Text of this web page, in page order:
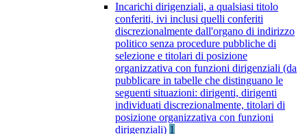
Incarichi dirigenziali, a qualsiasi titolo
conferiti, ivi inclusi quelli conferiti
discrezionalmente dall'organo di indirizzo
politico senza procedure pubbliche di
selezione e titolari di posizione
organizzativa con funzioni dirigenziali (da
pubblicare in tabelle che distinguano le
seguenti situazioni: dirigenti, dirigenti
individuati discrezionalmente, titolari di
posizione organizzativa con funzioni
dirigenziali) 1